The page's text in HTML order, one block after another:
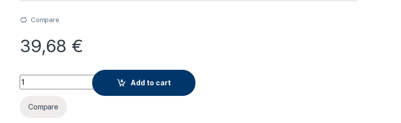
Compare
39,68 €
Jonter M16 Speaker quantity
Add to cart
Compare